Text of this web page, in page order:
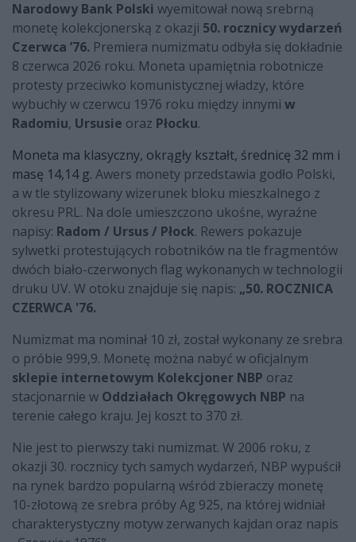
Narodowy Bank Polski wyemitował nową srebrną
monetę kolekcjonerską z okazji 50. rocznicy wydarzeń
Czerwca ’76. Premiera numizmatu odbyła się dokładnie
8 czerwca 2026 roku. Moneta upamiętnia robotnicze
protesty przeciwko komunistycznej władzy, które
wybuchły w czerwcu 1976 roku między innymi w
Radomiu, Ursusie oraz Płocku.
Moneta ma klasyczny, okrągły kształt, średnicę 32 mm i
masę 14,14 g. Awers monety przedstawia godło Polski,
a w tle stylizowany wizerunek bloku mieszkalnego z
okresu PRL. Na dole umieszczono ukośne, wyraźne
napisy: Radom / Ursus / Płock. Rewers pokazuje
sylwetki protestujących robotników na tle fragmentów
dwóch biało-czerwonych flag wykonanych w technologii
druku UV. W otoku znajduje się napis: „50. ROCZNICA
CZERWCA '76.
Numizmat ma nominał 10 zł, został wykonany ze srebra
o próbie 999,9. Monetę można nabyć w oficjalnym
sklepie internetowym Kolekcjoner NBP oraz
stacjonarnie w Oddziałach Okręgowych NBP na
terenie całego kraju. Jej koszt to 370 zł.
Nie jest to pierwszy taki numizmat. W 2006 roku, z
okazji 30. rocznicy tych samych wydarzeń, NBP wypuścił
na rynek bardzo popularną wśród zbieraczy monetę
10-złotową ze srebra próby Ag 925, na której widniał
charakterystyczny motyw zerwanych kajdan oraz napis